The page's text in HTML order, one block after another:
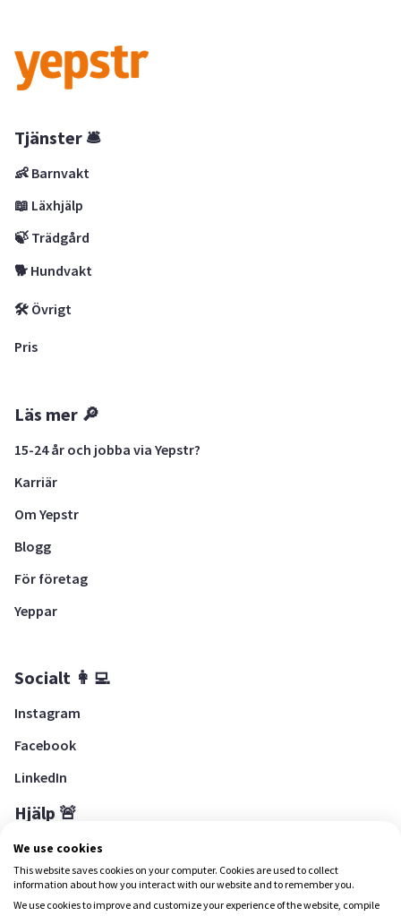
Tjänster 🛎
👶 Barnvakt
📖 Läxhjälp
🍃 Trädgård
🐕 Hundvakt
🛠 Övrigt
Pris
Läs mer 🔎
15-24 år och jobba via Yepstr?
Karriär
Om Yepstr
Blogg
För företag
Yeppar
Socialt 👩‍💻
Instagram
Facebook
LinkedIn
Hjälp 🚨
Hjälpcenter
We use cookies
This website saves cookies on your computer. Cookies are used to collect
information about how you interact with our website and to remember you.
We use cookies to improve and customize your experience of the website, compile